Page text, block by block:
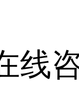
线